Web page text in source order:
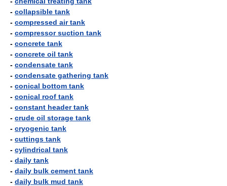
- collapsible tank
- compressed air tank
- compressor suction tank
- concrete tank
- concrete oil tank
- condensate tank
- condensate gathering tank
- conical bottom tank
- conical roof tank
- constant header tank
- crude oil storage tank
- cryogenic tank
- cuttings tank
- cylindrical tank
- daily tank
- daily bulk cement tank
- daily bulk mud tank